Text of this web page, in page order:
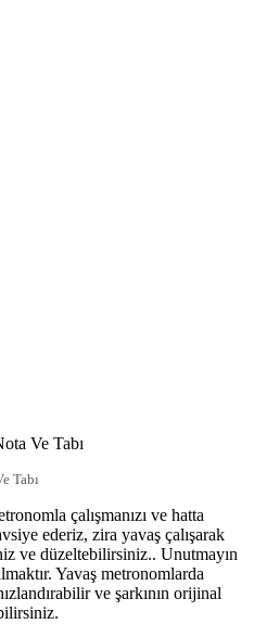
Ve Tabı
Tabı
çalışmanızı ve hatta
ederiz, zira yavaş çalışarak
ve düzeltebilirsiniz.. Unutmayın
Yavaş metronomlarda
ve şarkının orijinal